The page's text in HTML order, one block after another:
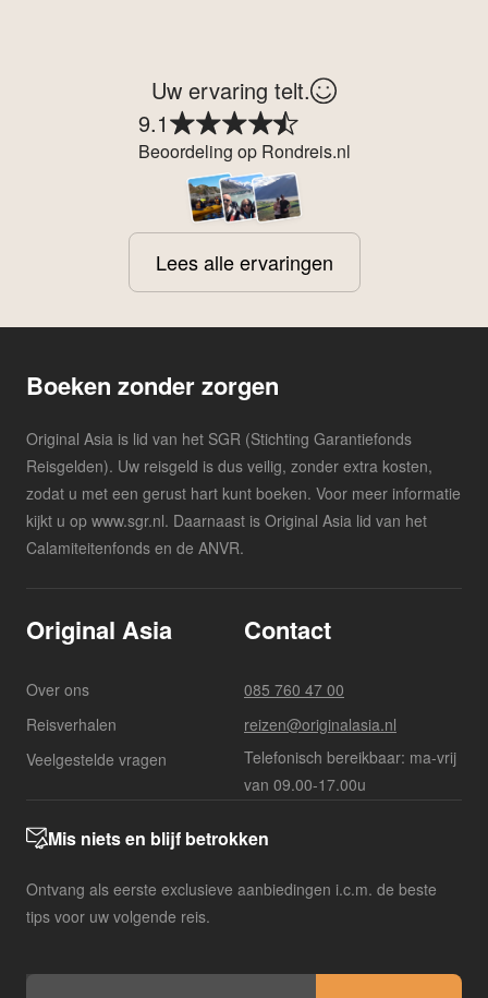
Uw ervaring telt.
9.1
Beoordeling op Rondreis.nl
Lees alle ervaringen
Boeken zonder zorgen
Original Asia is lid van het SGR (Stichting Garantiefonds
Reisgelden). Uw reisgeld is dus veilig, zonder extra kosten,
zodat u met een gerust hart kunt boeken. Voor meer informatie
kijkt u op www.sgr.nl. Daarnaast is Original Asia lid van het
Calamiteitenfonds en de ANVR.
Original Asia
Over ons
Reisverhalen
Veelgestelde vragen
Contact
085 760 47 00
reizen@originalasia.nl
Telefonisch bereikbaar: ma-vrij
van 09.00-17.00u
Mis niets en blijf betrokken
Ontvang als eerste exclusieve aanbiedingen i.c.m. de beste
tips voor uw volgende reis.